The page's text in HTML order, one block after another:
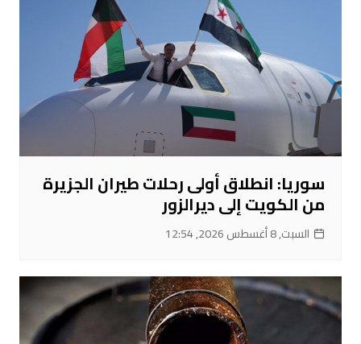
سوريا: انطلاق أولى رحلات طيران الجزيرة
من الكويت إلى ديرالزور
السبت, 8 أغسطس 2026, 12:54